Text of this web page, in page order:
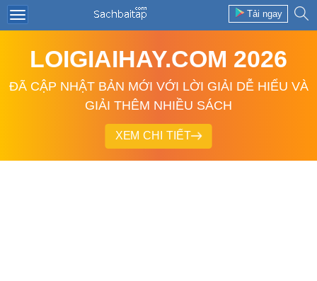
Tải ngay
LOIGIAIHAY.COM 2026
ĐÃ CẬP NHẬT BẢN MỚI VỚI LỜI GIẢI DỄ HIỂU VÀ
GIẢI THÊM NHIỀU SÁCH
XEM CHI TIẾT